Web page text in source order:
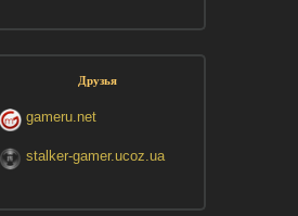
Друзья
gameru.net
stalker-gamer.ucoz.ua